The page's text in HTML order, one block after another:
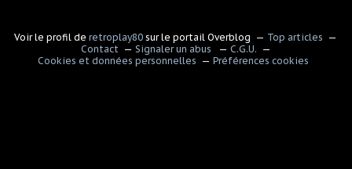
Voir le profil deretroplay80 sur le portail Overblog
Top articles
Contact
Signaler un abus
C.G.U.
Cookies et données personnelles
Préférences cookies